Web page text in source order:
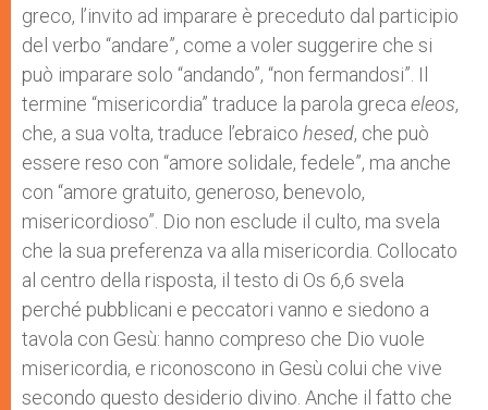
greco, l’invito ad imparare è preceduto dal participio
del verbo “andare”, come a voler suggerire che si
può imparare solo “andando”, “non fermandosi”. Il
termine “misericordia” traduce la parola greca eleos,
che, a sua volta, traduce l’ebraico hesed, che può
essere reso con “amore solidale, fedele”, ma anche
con “amore gratuito, generoso, benevolo,
misericordioso”. Dio non esclude il culto, ma svela
che la sua preferenza va alla misericordia. Collocato
al centro della risposta, il testo di Os 6,6 svela
perché pubblicani e peccatori vanno e siedono a
tavola con Gesù: hanno compreso che Dio vuole
misericordia, e riconoscono in Gesù colui che vive
secondo questo desiderio divino. Anche il fatto che